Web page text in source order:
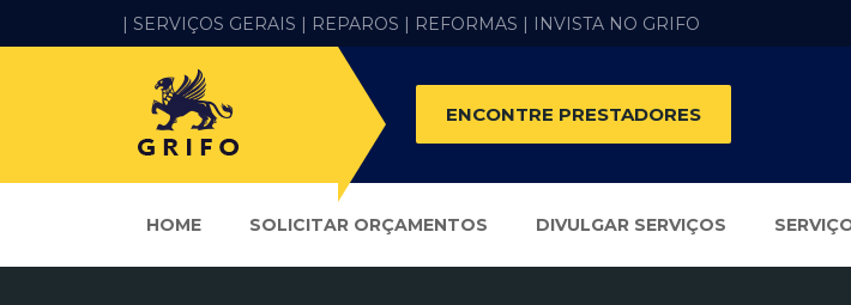
| SERVIÇOS GERAIS | REPAROS | REFORMAS | INVISTA NO GRIFO
ENCONTRE PRESTADORES
HOME SOLICITAR ORÇAMENTOS DIVULGAR SERVIÇOS